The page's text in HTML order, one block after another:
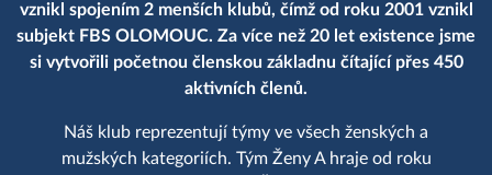
vznikl spojením 2 menších klubů, čímž od roku 2001 vznikl
subjekt FBS OLOMOUC. Za více než 20 let existence jsme
si vytvořili početnou členskou základnu čítající přes 450
aktivních členů.
Náš klub reprezentují týmy ve všech ženských a
mužských kategoriích. Tým Ženy A hraje od roku